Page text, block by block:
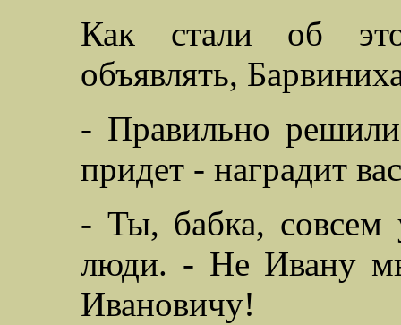
Как стали об
объявлять,
- Правильно
придет - наградит
- Ты, бабка, совсем
люди. - Не Ивану
Ивановичу!